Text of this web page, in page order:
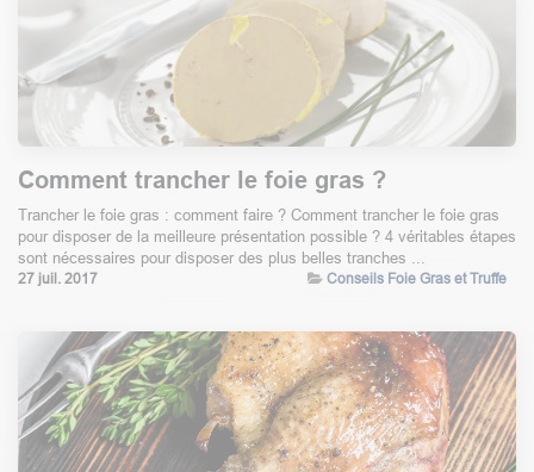
Comment trancher le foie gras ?
Trancher le foie gras : comment faire ? Comment trancher le foie gras
pour disposer de la meilleure présentation possible ? 4 véritables étapes
sont nécessaires pour disposer des plus belles tranches ...
27 juil. 2017 Conseils Foie Gras et Truffe